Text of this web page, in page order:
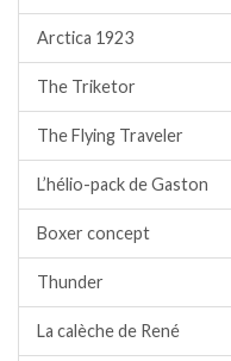
Arctica 1923
The Triketor
The Flying Traveler
L’hélio-pack de Gaston
Boxer concept
Thunder
La calèche de René